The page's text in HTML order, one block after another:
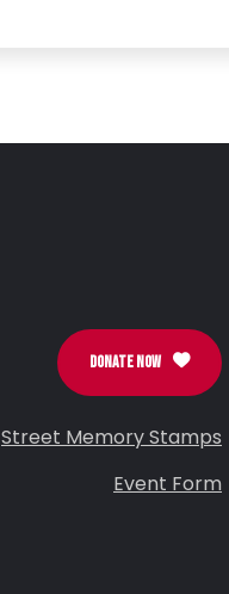
DONATE NOW
Street Memory Stamps
Event Form